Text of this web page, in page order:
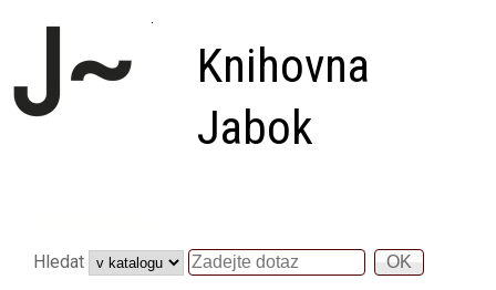
Přejít k hlavnímu obsahu
Knihovna
Jabok
Hledat
Hledat